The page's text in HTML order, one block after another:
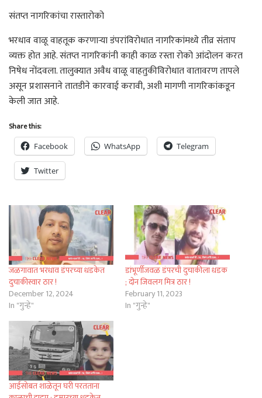
संतप्त नागरिकांचा रास्तारोको
भरधाव वाळू वाहतूक करणाऱ्या डंपरांविरोधात नागरिकांमध्ये तीव्र संताप
व्यक्त होत आहे. संतप्त नागरिकांनी काही काळ रस्ता रोको आंदोलन करत
निषेध नोंदवला. तालुक्यात अवैध वाळू वाहतुकीविरोधात वातावरण तापले
असून प्रशासनाने तातडीने कारवाई करावी, अशी मागणी नागरिकांकडून
केली जात आहे.
Share this:
Facebook WhatsApp Telegram
Twitter
जळगावात भरधाव डंपरच्या धडकेत
दुचाकीस्वार ठार !
December 12, 2024
In "गुन्हे"
डांभूर्णीजवळ डंपरची दुचाकीला धडक
; दोन जिवलग मित्र ठार !
February 11, 2023
In "गुन्हे"
आईसोबत शाळेतून घरी परतताना